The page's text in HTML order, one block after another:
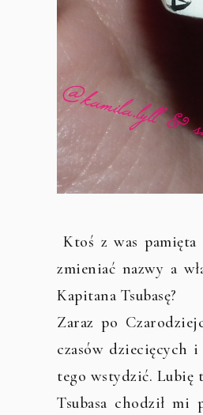
Ktoś z was
zmieniać nazwy a
Kapitana Tsubasę?
Zaraz po
czasów dziecięcych
tego wstydzić. Lubię
Tsubasa chodził